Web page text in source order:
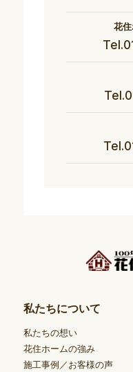
花
私たちについて
私たちの想い
花住ホームの強み
施工事例／お客様の声